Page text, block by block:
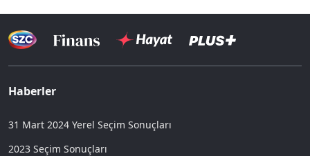
Haberler
31 Mart 2024 Yerel Seçim Sonuçları
2023 Seçim Sonuçları